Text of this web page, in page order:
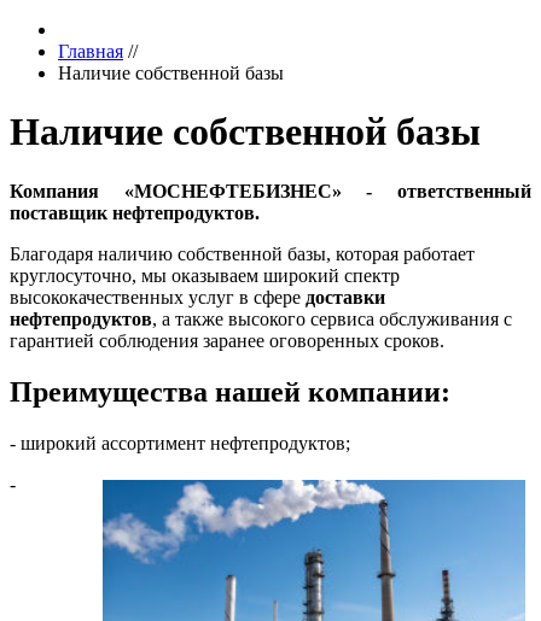
Главная //
Наличие собственной базы
Наличие собственной базы
Компания «МОСНЕФТЕБИЗНЕС» - ответственный
поставщик нефтепродуктов.
Благодаря наличию собственной базы, которая работает
круглосуточно, мы оказываем широкий спектр
высококачественных услуг в сфере доставки
нефтепродуктов, а также высокого сервиса обслуживания с
гарантией соблюдения заранее оговоренных сроков.
Преимущества нашей компании:
- широкий ассортимент нефтепродуктов;
-